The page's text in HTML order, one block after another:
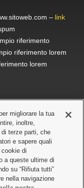
– link
riferimento
riferimento lorem
lorem
migliorare la tua
inoltre,
di terze parti, che
e sapere quali
di
a queste ultime di
su “Rifiuta tutti”
nella navigazione